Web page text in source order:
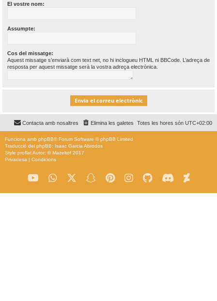
El vostre nom:
Assumpte:
Cos del missatge:
Aquest missatge s’enviarà com text net, no hi inclogueu HTML ni BBCode. L’adreça de
resposta per aquest missatge serà la vostra adreça electrònica.
Totes les hores són UTC+02:00
Elimina les galetes
Contacta amb nosaltres
Funciona amb phpBB® Forum Software © phpBB Limited
Traducció del phpBB: Isaac Garcia Abrodos
Style proflatAutor: ©Mazeltof 2017
Privadesa | Condicions